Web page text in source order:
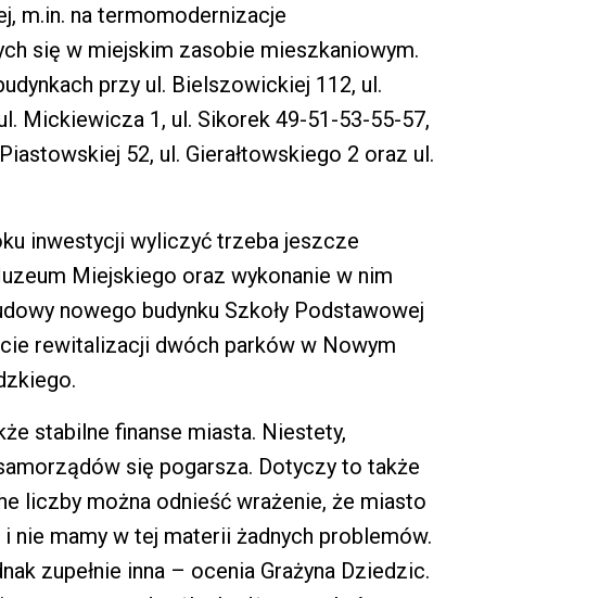
m.in. na termomodernizacje
się w miejskim zasobie mieszkaniowym.
przy ul. Bielszowickiej 112, ul.
Mickiewicza 1, ul. Sikorek 49-51-53-55-57,
52, ul. Gierałtowskiego 2 oraz ul.
inwestycji wyliczyć trzeba jeszcze
Miejskiego oraz wykonanie w nim
nowego budynku Szkoły Podstawowej
rewitalizacji dwóch parków w Nowym
stabilne finanse miasta. Niestety,
się pogarsza. Dotyczy to także
liczby można odnieść wrażenie, że miasto
nie mamy w tej materii żadnych problemów.
zupełnie inna – ocenia Grażyna Dziedzic.